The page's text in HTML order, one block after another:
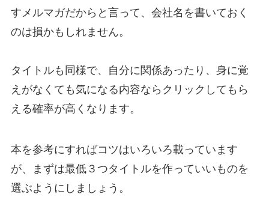
すメルマガだからと言って、会社名を書いておく
のは損かもしれません。
タイトルも同様で、自分に関係あったり、身に覚
えがなくても気になる内容ならクリックしてもら
える確率が高くなります。
本を参考にすればコツはいろいろ載っています
が、まずは最低３つタイトルを作っていいものを
選ぶようにしましょう。